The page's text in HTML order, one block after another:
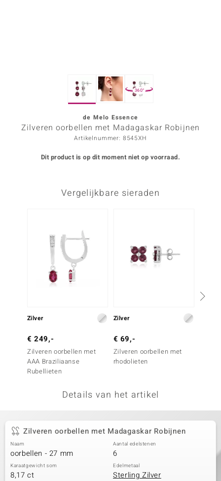
Collection
360°
de Melo Essence
Zilveren oorbellen met Madagaskar Robijnen
Artikelnummer: 8545XH
Dit product is op dit moment niet op voorraad.
Vergelijkbare sieraden
Zilver
€ 249,-
Zilveren oorbellen met
AAA Braziliaanse
Rubellieten
Zilver
€ 69,-
Zilveren oorbellen met
rhodolieten
Details van het artikel
Zilveren oorbellen met Madagaskar Robijnen
Naam
oorbellen - 27 mm
Aantal edelstenen
6
Karaatgewicht som
8,17 ct
Edelmetaal
Sterling Zilver